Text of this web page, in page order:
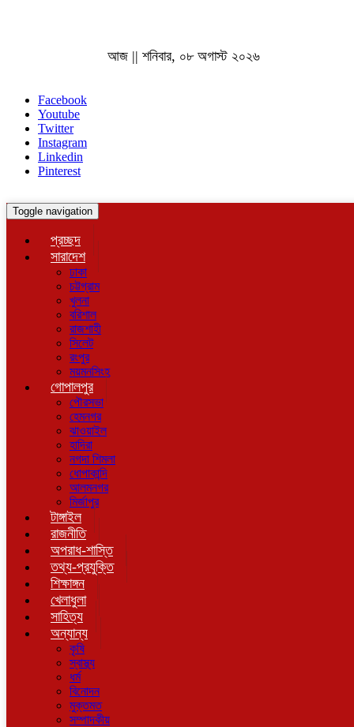
আজ || শনিবার, ০৮ অগাস্ট ২০২৬
Facebook
Youtube
Twitter
Instagram
Linkedin
Pinterest
Toggle navigation
প্রচ্ছদ
সারাদেশ
ঢাকা
চট্টগ্রাম
খুলনা
বরিশাল
রাজশাহী
সিলেট
রংপুর
ময়মনসিংহ
গোপালপুর
পৌরসভা
হেমনগর
ঝাওয়াইল
হাদিরা
নগদা শিমলা
ধোপাকান্দি
আলমনগর
মির্জাপুর
টাঙ্গাইল
রাজনীতি
অপরাধ-শাস্তি
তথ্য-প্রযুক্তি
শিক্ষাঙ্গন
খেলাধুলা
সাহিত্য
অন্যান্য
কৃষি
স্বাস্থ্য
ধর্ম
বিনোদন
মুক্তমত
সম্পাদকীয়